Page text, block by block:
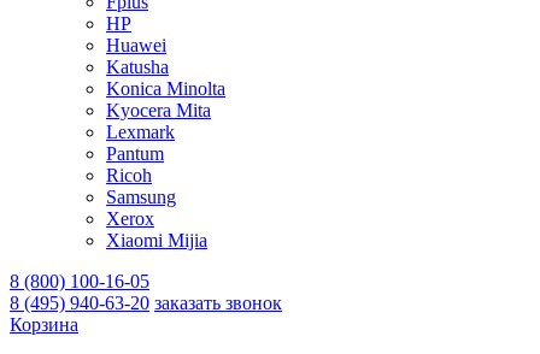
HP
Huawei
Katusha
Konica Minolta
Kyocera Mita
Lexmark
Pantum
Ricoh
Samsung
Xerox
Xiaomi Mijia
8 (800) 100-16-05
8 (495) 940-63-20 заказать звонок
Корзина